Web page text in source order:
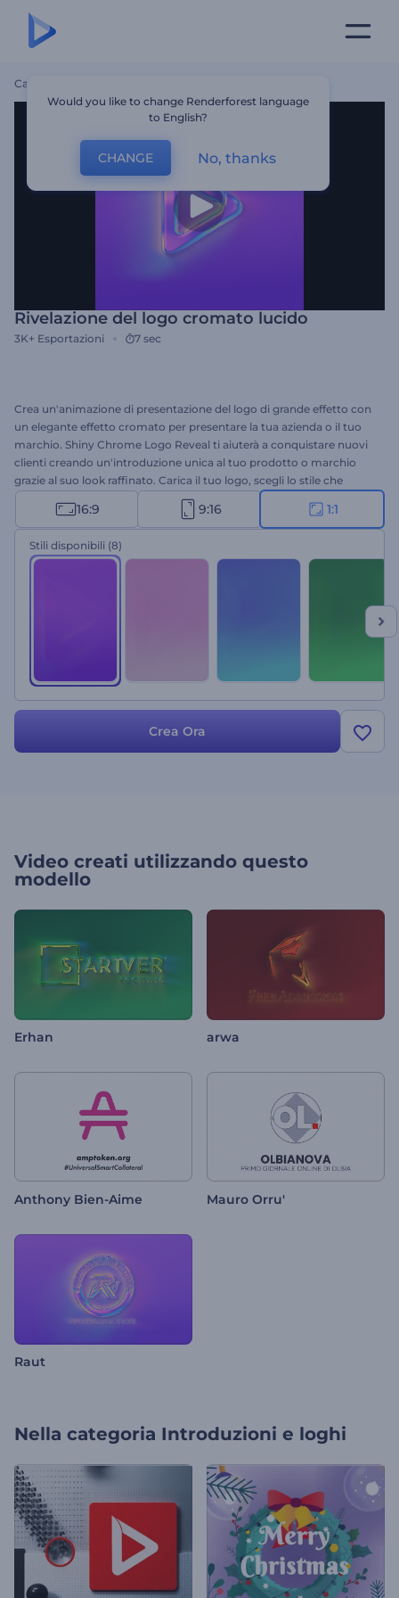
Casa
Rivelazione del logo cromato lucido
3K+ Esportazioni 7 sec
Crea un'animazione di presentazione del logo di grande effetto con
un elegante effetto cromato per presentare la tua azienda o il tuo
marchio. Shiny Chrome Logo Reveal ti aiuterà a conquistare nuovi
clienti creando un'introduzione unica al tuo prodotto o marchio
grazie al suo look raffinato. Carica il tuo logo, scegli lo stile che
preferisci e ottieni un'animazione professionale in pochi clic.
Perfetto per presentazioni aziendali, promozioni del marchio,
presentazioni di prodotti tecnologici e molto altro. Provalo subito!
16:9 9:16 1:1
Stili disponibili (8)
Crea Ora
Video creati utilizzando questo
modello
Erhan arwa
Anthony Bien-Aime Mauro Orru'
Raut
Nella categoria Introduzioni e loghi
Would you like to change Renderforest language
to English?
CHANGE No, thanks